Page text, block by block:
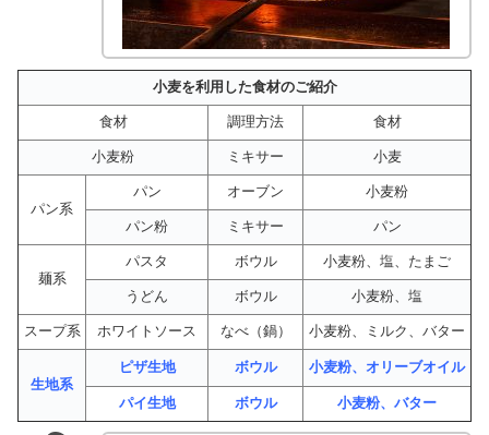
小麦を利用した食材のご紹介
食材 調理方法 食材
小麦粉 ミキサー 小麦
パン系
パン オーブン 小麦粉
パン粉 ミキサー パン
麺系
パスタ ボウル 小麦粉、塩、たまご
うどん ボウル 小麦粉、塩
スープ系 ホワイトソース なべ（鍋） 小麦粉、ミルク、バター
生地系
ピザ生地 ボウル 小麦粉、オリーブオイル
パイ生地 ボウル 小麦粉、バター